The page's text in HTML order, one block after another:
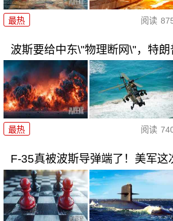
最热 阅读
波斯要给中东\"物理断网\"，特朗
最热 阅读
F-35真被波斯导弹端了！美军这